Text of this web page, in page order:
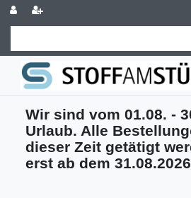
Wir sind vom 01.08. -
Urlaub. Alle
dieser Zeit getätigt
erst ab dem